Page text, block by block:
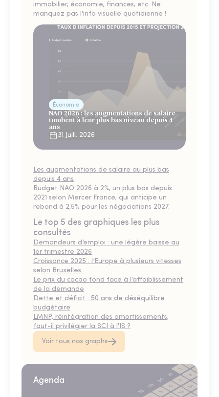
immobilier, économie, finances, etc. Ne
manquez pas l'info visuelle quotidienne !
Économie
NAO 2026 : les augmentations de salaire
tombent à leur plus bas niveau depuis 4
ans
31 Juill. 2026
Les augmentations de salaire au plus bas
depuis 4 ans
Budget NAO 2026 à 2%, un plus bas depuis
2021 selon Mercer France, qui anticipe un
rebond à 2,5% pour les négociations 2027.
Le top 5 des graphiques les plus
consultés
Demandeurs d’emploi : une légère baisse au
1er trimestre 2026
Croissance 2025 : l’Europe à plusieurs vitesses
selon Bruxelles
Le prix du cacao fond face à l’affaiblissement
de la demande
Dette et déficit : 50 ans de déséquilibre
budgétaire
LMNP, réintégration des amortissements,
faut-il privilégier la SCI à l'IS ?
Voir tous nos graphs
Agenda